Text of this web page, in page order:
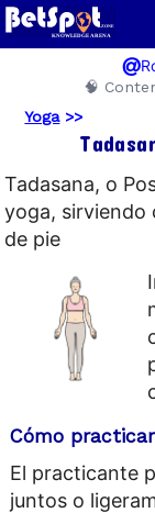
@
🧠
Yoga>>
Tadasana, o
yoga, sirviendo
de pie
Cómo practicar
El practicante
juntos o